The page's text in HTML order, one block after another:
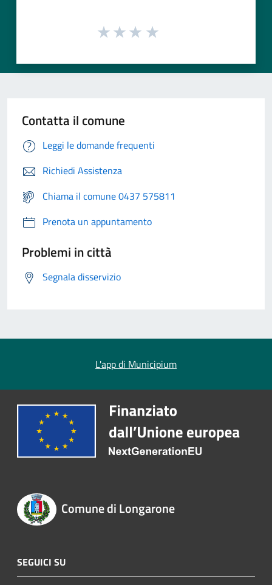
Contatta il comune
Leggi le domande frequenti
Richiedi Assistenza
Chiama il comune 0437 575811
Prenota un appuntamento
Problemi in città
Segnala disservizio
L'app di Municipium
Comune di Longarone
SEGUICI SU